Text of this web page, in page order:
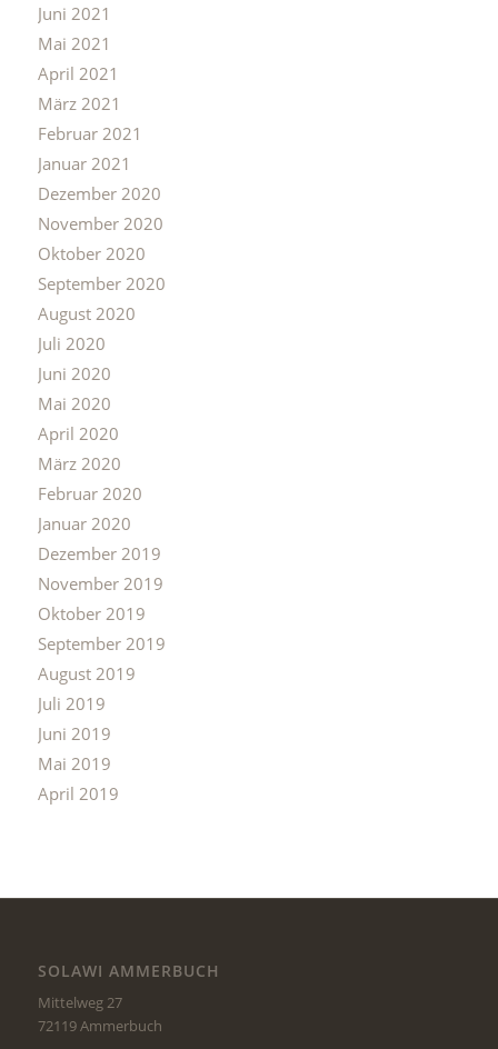
Juni 2021
Mai 2021
April 2021
März 2021
Februar 2021
Januar 2021
Dezember 2020
November 2020
Oktober 2020
September 2020
August 2020
Juli 2020
Juni 2020
Mai 2020
April 2020
März 2020
Februar 2020
Januar 2020
Dezember 2019
November 2019
Oktober 2019
September 2019
August 2019
Juli 2019
Juni 2019
Mai 2019
April 2019
SOLAWI AMMERBUCH
Mittelweg 27
72119 Ammerbuch